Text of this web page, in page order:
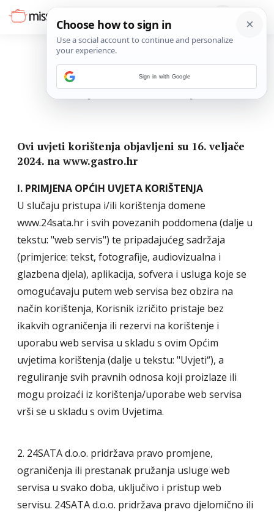
UVJETI KORIŠTENJA
Ovi uvjeti korištenja objavljeni su 16. veljače
2024. na www.gastro.hr
I. PRIMJENA OPĆIH UVJETA KORIŠTENJA
U slučaju pristupa i/ili korištenja domene
www.24sata.hr i svih povezanih poddomena (dalje u
tekstu: "web servis") te pripadajućeg sadržaja
(primjerice: tekst, fotografije, audiovizualna i
glazbena djela), aplikacija, sofvera i usluga koje se
omogućavaju putem web servisa bez obzira na
način korištenja, Korisnik izričito pristaje bez
ikakvih ograničenja ili rezervi na korištenje i
uporabu web servisa u skladu s ovim Općim
uvjetima korištenja (dalje u tekstu: "Uvjeti“), a
reguliranje svih pravnih odnosa koji proizlaze ili
mogu proizaći iz korištenja/uporabe web servisa
vrši se u skladu s ovim Uvjetima.
2. 24SATA d.o.o. pridržava pravo promjene,
ograničenja ili prestanak pružanja usluge web
servisa u svako doba, uključivo i pristup web
servisu. 24SATA d.o.o. pridržava pravo djelomično ili
Sign in with Google